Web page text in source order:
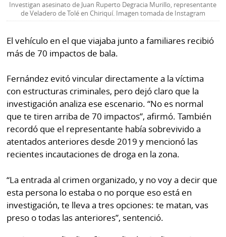
Investigan asesinato de Juan Ruperto Degracia Murillo, representante
de Veladero de Tolé en Chiriquí. Imagen tomada de Instagram
El vehículo en el que viajaba junto a familiares recibió
más de 70 impactos de bala.
Fernández evitó vincular directamente a la víctima
con estructuras criminales, pero dejó claro que la
investigación analiza ese escenario. “No es normal
que te tiren arriba de 70 impactos”, afirmó. También
recordó que el representante había sobrevivido a
atentados anteriores desde 2019 y mencionó las
recientes incautaciones de droga en la zona.
“La entrada al crimen organizado, y no voy a decir que
esta persona lo estaba o no porque eso está en
investigación, te lleva a tres opciones: te matan, vas
preso o todas las anteriores”, sentenció.